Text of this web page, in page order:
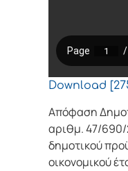
Download
Απόφαση
αριθμ. 47/
δημοτικού
οικονομικού